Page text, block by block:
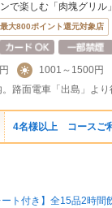
で楽しむ「肉塊グリル」
最大800ポイント還元対象店
1001～1500円
路面電車「出島」よ
4名様以上 コースご
ト付き】全15品2時間